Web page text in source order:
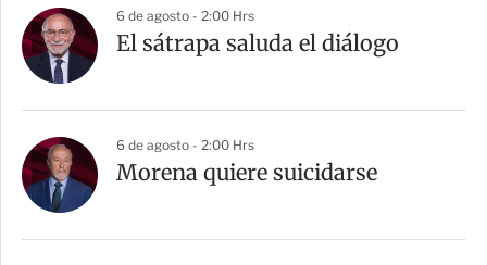
6 de agosto - 2:00 Hrs
El sátrapa saluda el diálogo
6 de agosto - 2:00 Hrs
Morena quiere suicidarse